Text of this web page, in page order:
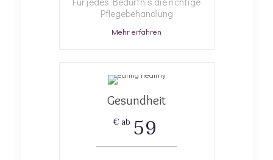
Pflegebehandlung
Mehr erfahren
Gesundheit
€ ab 59